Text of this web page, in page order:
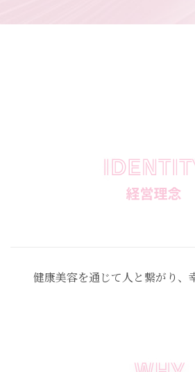
健康美容を通じて人と繋がり、